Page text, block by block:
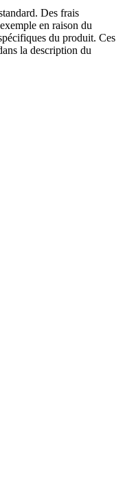
Des frais
en raison du
du produit. Ces
la description du